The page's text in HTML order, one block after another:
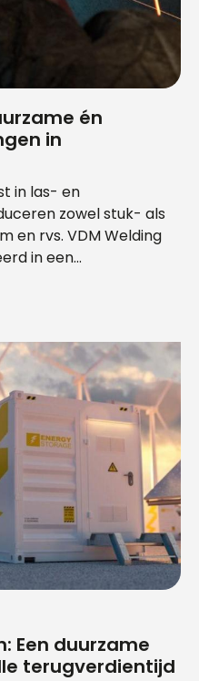
én
in
in las- en
zowel stuk- als
en rvs. VDM Welding
in een...
Een duurzame
terugverdientijd